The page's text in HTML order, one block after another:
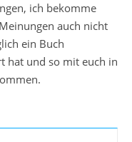
ich bekomme
auch nicht
ein Buch
hat und so mit euch in